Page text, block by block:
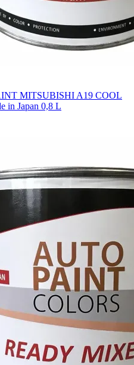
MITSUBISHI A19 COOL
in Japan 0,8 L